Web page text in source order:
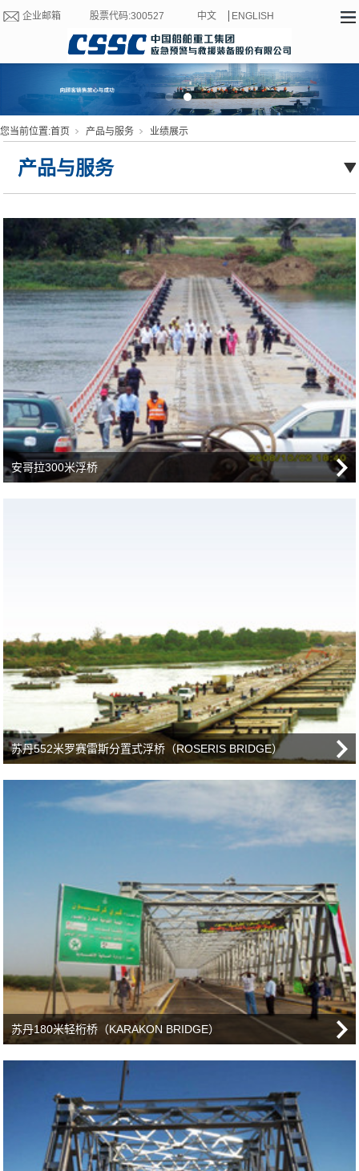
企业邮箱 股票代码:300527 中文 ENGLISH
您当前位置:首页 产品与服务 业绩展示
产品与服务
安哥拉300米浮桥
苏丹552米罗赛雷斯分置式浮桥（ROSERIS BRIDGE）
苏丹180米轻桁桥（KARAKON BRIDGE）